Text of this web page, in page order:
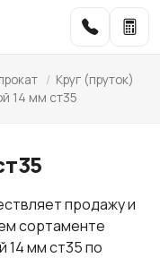
/ Круг (пруток)
14 мм ст35
продажу и
сортаменте
14 мм ст35 по